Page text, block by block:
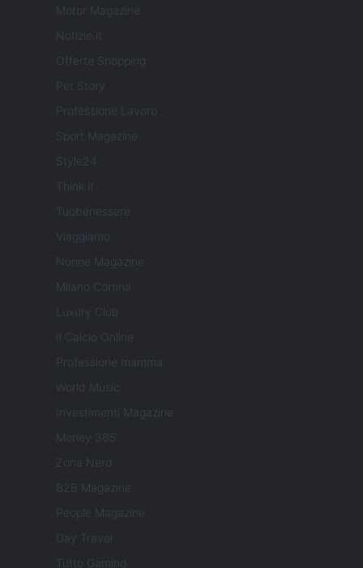
Motor Magazine
Notizie.it
Offerte Shopping
Pet Story
Professione Lavoro
Sport Magazine
Style24
Think.it
Tuobenessere
Viaggiamo
Nonne Magazine
Milano Cortina
Luxury Club
Il Calcio Online
Professione mamma
World Music
Investimenti Magazine
Money 365
Zona Nerd
B2B Magazine
People Magazine
Day Travel
Tutto Gaming